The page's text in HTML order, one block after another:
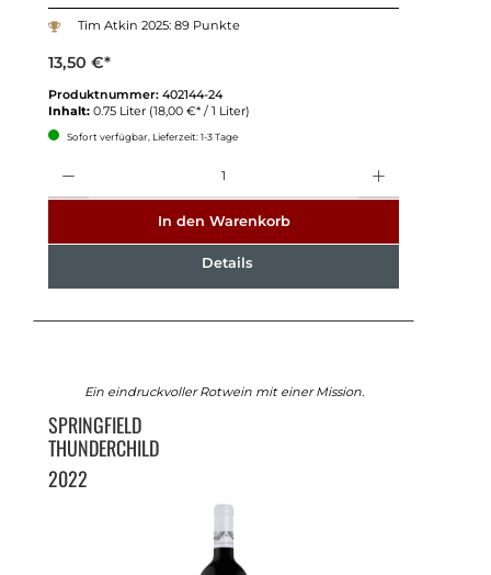
Tim Atkin 2025: 89 Punkte
13,50 €*
Produktnummer: 402144-24
Inhalt: 0.75 Liter (18,00 €* / 1 Liter)
Sofort verfügbar, Lieferzeit: 1-3 Tage
In den Warenkorb
Details
Ein eindruckvoller Rotwein mit einer Mission.
SPRINGFIELD
THUNDERCHILD
2022